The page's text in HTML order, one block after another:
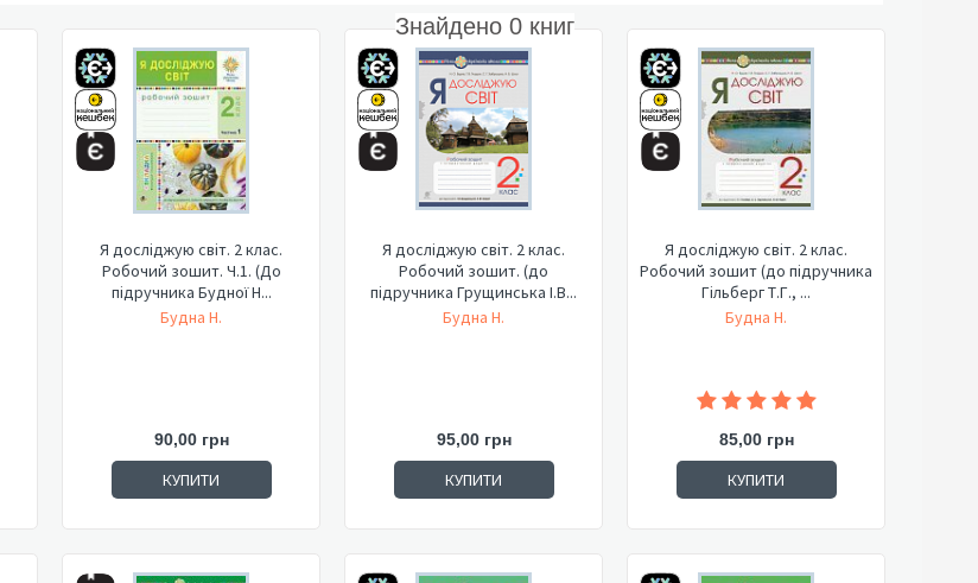
Знайдено 0 книг
Я досліджую світ. 2 клас.
Робочий зошит. Ч.1. (До
підручника Будної Н...
Будна Н.
90,00 грн
КУПИТИ
Я досліджую світ. 2 клас.
Робочий зошит. (до
підручника Грущинська І.В...
Будна Н.
95,00 грн
КУПИТИ
Я досліджую світ. 2 клас.
Робочий зошит (до підручника
Гільберг Т.Г., ...
Будна Н.
85,00 грн
КУПИТИ